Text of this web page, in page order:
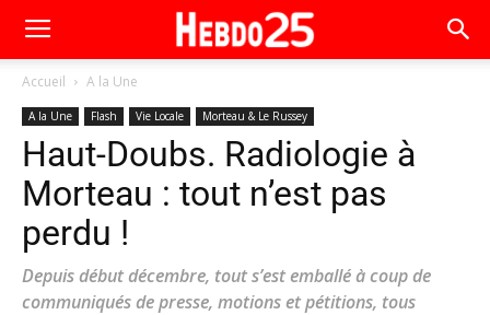
Accueil A la Une
A la Une Flash Vie Locale Morteau & Le Russey
Haut-Doubs. Radiologie à
Morteau : tout n’est pas
perdu !
Depuis début décembre, tout s’est emballé à coup de
communiqués de presse, motions et pétitions, tous